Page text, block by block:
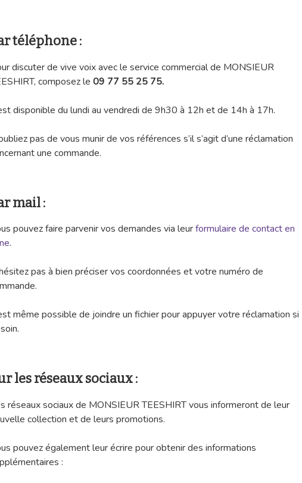
téléphone :
discuter de vive voix avec le service commercial de MONSIEUR
composez le 09 77 55 25 75.
disponible du lundi au vendredi de 9h30 à 12h et de 14h à 17h.
pas de vous munir de vos références s’il s’agit d’une réclamation
une commande.
mail :
pouvez faire parvenir vos demandes via leurformulaire de contact en
.
pas à bien préciser vos coordonnées et votre numéro de
même possible de joindre un fichier pour appuyer votre réclamation si
les réseaux sociaux :
réseaux sociaux de MONSIEUR TEESHIRT vous informeront de leur
collection et de leurs promotions.
pouvez également leur écrire pour obtenir des informations
: